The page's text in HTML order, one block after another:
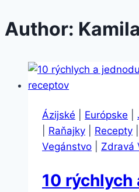
Author:
Ázijské Európske
Raňajky Recepty
Vegánstvo
Zdravá
10 rýchlych